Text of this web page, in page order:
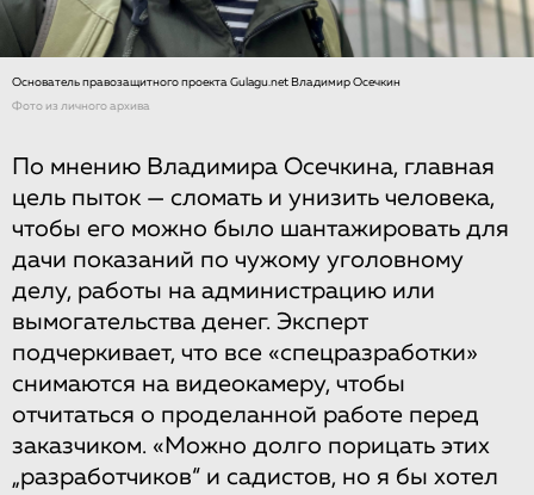
Основатель правозащитного проекта Gulagu.net Владимир Осечкин
Фото из личного архива
По мнению Владимира Осечкина, главная
цель пыток — сломать и унизить человека,
чтобы его можно было шантажировать для
дачи показаний по чужому уголовному
делу, работы на администрацию или
вымогательства денег. Эксперт
подчеркивает, что все «спецразработки»
снимаются на видеокамеру, чтобы
отчитаться о проделанной работе перед
заказчиком. «Можно долго порицать этих
„разработчиков“ и садистов, но я бы хотел